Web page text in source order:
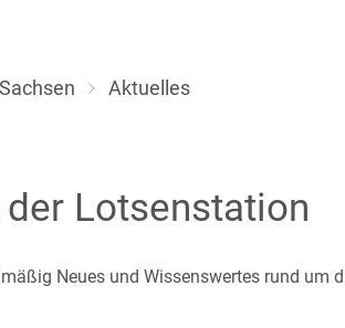
Aktuelles
Lotsenstation
Neues und Wissenswertes rund um